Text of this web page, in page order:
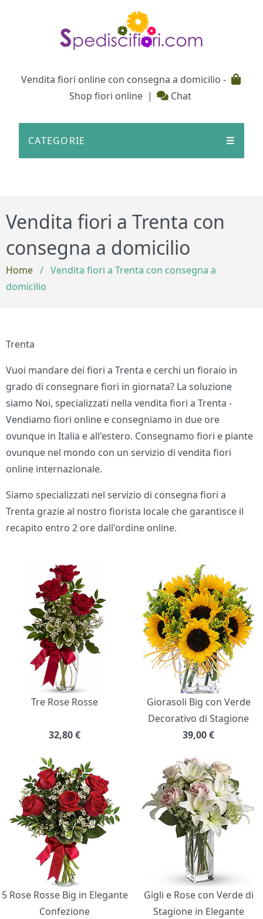
Vendita fiori online con consegna a domicilio -
Shop fiori online | Chat
CATEGORIE ☰
Vendita fiori a Trenta con
consegna a domicilio
Home / Vendita fiori a Trenta con consegna a
domicilio
Trenta
Vuoi mandare dei fiori a Trenta e cerchi un fioraio in
grado di consegnare fiori in giornata? La soluzione
siamo Noi, specializzati nella vendita fiori a Trenta -
Vendiamo fiori online e consegniamo in due ore
ovunque in Italia e all'estero. Consegnamo fiori e piante
ovunque nel mondo con un servizio di vendita fiori
online internazionale.
Siamo specializzati nel servizio di consegna fiori a
Trenta grazie al nostro fiorista locale che garantisce il
recapito entro 2 ore dall'ordine online.
Bouquet di fiori
Tre Rose Rosse
32,80€
Giorasoli Big con Verde
Decorativo di Stagione
39,00€
5 Rose Rosse Big in Elegante
Confezione
Gigli e Rose con Verde di
Stagione in Elegante